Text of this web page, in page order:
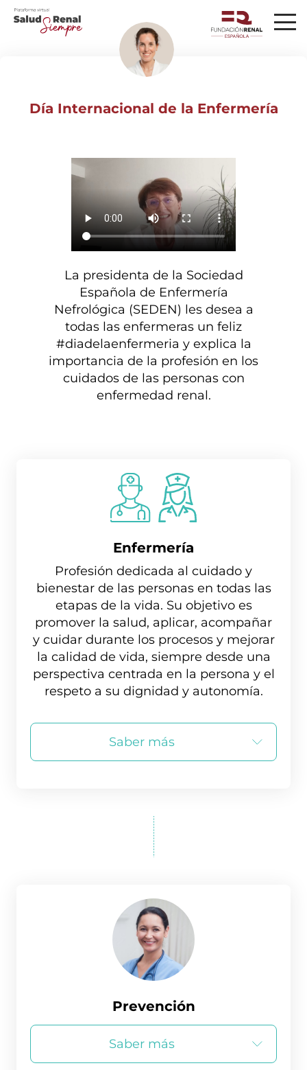
Día Internacional de la Enfermería
La presidenta de la Sociedad
Española de Enfermería
Nefrológica (SEDEN) les desea a
todas las enfermeras un feliz
#diadelaenfermeria y explica la
importancia de la profesión en los
cuidados de las personas con
enfermedad renal.
Enfermería
Profesión dedicada al cuidado y
bienestar de las personas en todas las
etapas de la vida. Su objetivo es
promover la salud, aplicar, acompañar
y cuidar durante los procesos y mejorar
la calidad de vida, siempre desde una
perspectiva centrada en la persona y el
respeto a su dignidad y autonomía.
Saber más
Prevención
Saber más